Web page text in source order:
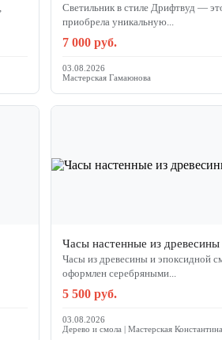
Светильник в стиле Дрифтвуд —
приобрела уникальную...
7 000 руб.
03.08.2026
Мастерская Гамаюнова
Часы настенные из
Часы из древесины и эпоксидной
оформлен серебряными...
5 500 руб.
03.08.2026
Дерево и смола | Мастерская